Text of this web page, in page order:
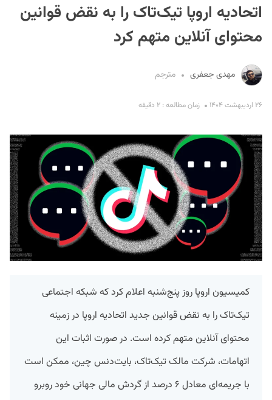
اتحادیه اروپا تیک‌تاک را به نقض قوانین
محتوای آنلاین متهم کرد
مهدی جعفری مترجم
۲۶ اردیبهشت ۱۴۰۴ زمان مطالعه : ۲ دقیقه
کمیسیون اروپا روز پنج‌شنبه اعلام کرد که شبکه اجتماعی
تیک‌تاک را به نقض قوانین جدید اتحادیه اروپا در زمینه
محتوای آنلاین متهم کرده است. در صورت اثبات این
اتهامات، شرکت مالک تیک‌تاک، بایت‌دنس چین، ممکن است
با جریمه‌ای معادل ۶ درصد از گردش مالی جهانی خود روبرو